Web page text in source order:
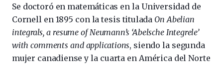
Se doctoró en matemáticas en la Universidad de
Cornell en 1895 con la tesis titulada On Abelian
integrals, a resume of Neumann’s ‘Abelsche Integrele’
with comments and applications, siendo la segunda
mujer canadiense y la cuarta en América del Norte